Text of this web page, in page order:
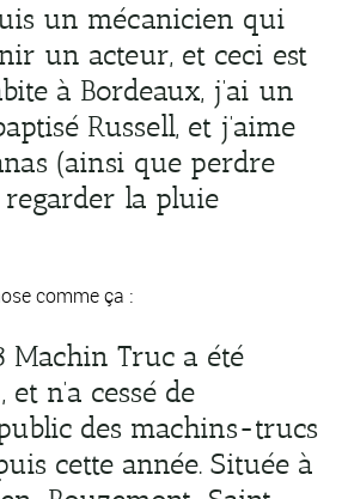
un mécanicien qui
un acteur, et ceci est
à Bordeaux, j’ai un
Russell, et j’aime
(ainsi que perdre
la pluie
comme ça :
Machin Truc a été
et n’a cessé de
des machins-trucs
cette année. Située à